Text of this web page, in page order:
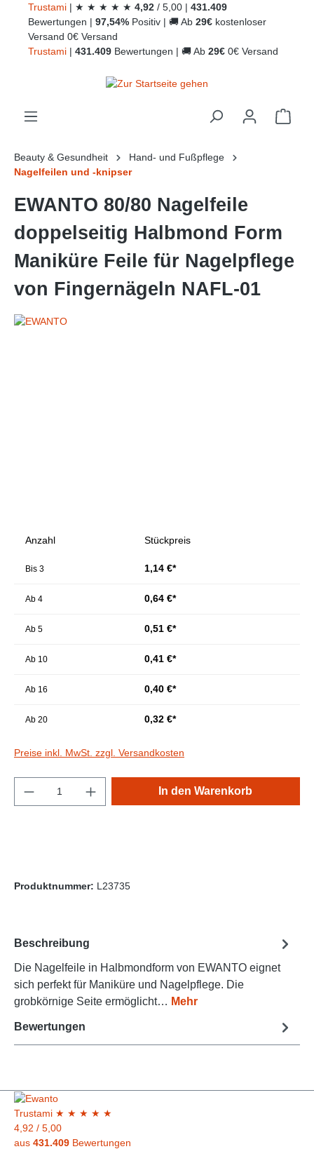
Trustami | ★ ★ ★ ★ ★ 4,92 / 5,00 | 431.409
Bewertungen | 97,54% Positiv | 🚚 Ab 29€ kostenloser
Versand 0€ Versand
Trustami | 431.409 Bewertungen | 🚚 Ab 29€ 0€ Versand
Beauty & Gesundheit
Hand- und Fußpflege
Nagelfeilen und -knipser
EWANTO 80/80 Nagelfeile
doppelseitig Halbmond Form
Maniküre Feile für Nagelpflege
von Fingernägeln NAFL-01
Anzahl Stückpreis
Bis 3 1,14 €*
Ab 4 0,64 €*
Ab 5 0,51 €*
Ab 10 0,41 €*
Ab 16 0,40 €*
Ab 20 0,32 €*
Preise inkl. MwSt. zzgl. Versandkosten
Produkt Anzahl: Gib den gewünschten
In den Warenkorb
Produktnummer: L23735
Beschreibung
Die Nagelfeile in Halbmondform von EWANTO eignet
sich perfekt für Maniküre und Nagelpflege. Die
grobkörnige Seite ermöglicht… Mehr
Bewertungen
Trustami ★ ★ ★ ★ ★
4,92 / 5,00
aus 431.409 Bewertungen